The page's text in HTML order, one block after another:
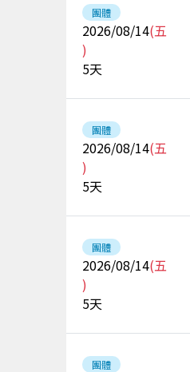
團體
2026/08/14(五
)
5天
團體
2026/08/14(五
)
5天
團體
2026/08/14(五
)
5天
團體